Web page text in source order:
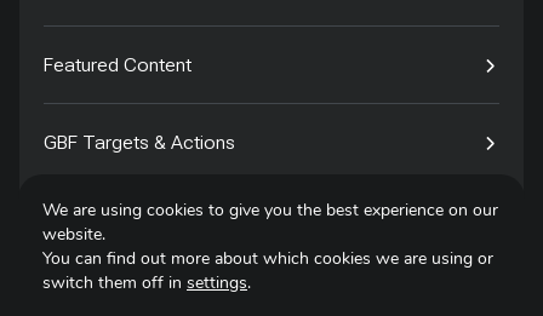
Featured Content
GBF Targets & Actions
Tech4Species
We are using cookies to give you the best experience on our
website.
You can find out more about which cookies we are using or
switch them off in settings.